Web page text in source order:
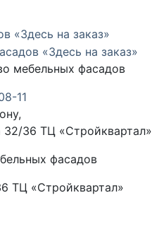
мебельных фасадов
11
32/36 ТЦ «Стройквартал»
фасадов
ТЦ «Стройквартал»